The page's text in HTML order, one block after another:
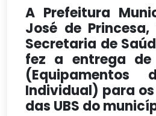
A Prefeitura
José de
Secretaria de
fez a entrega de
(Equipamentos
Individual) para
das UBS do